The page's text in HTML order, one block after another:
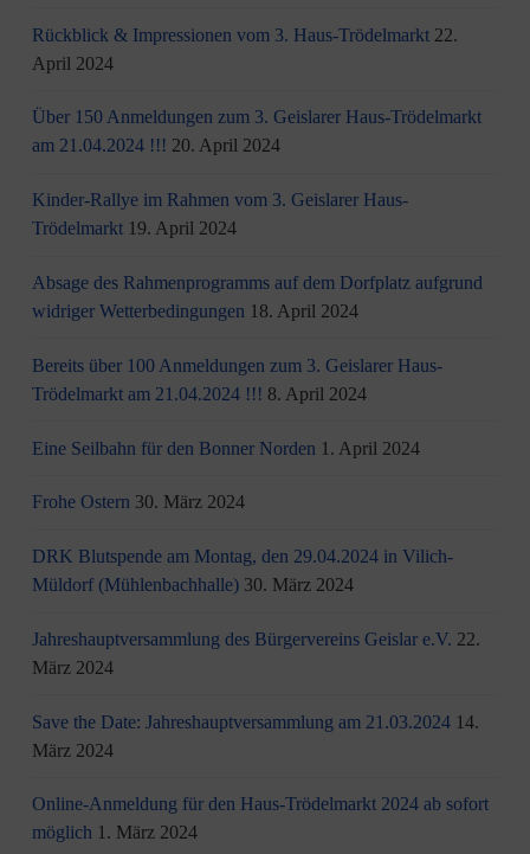
Rückblick & Impressionen vom 3. Haus-Trödelmarkt 22.
April 2024
Über 150 Anmeldungen zum 3. Geislarer Haus-Trödelmarkt
am 21.04.2024 !!! 20. April 2024
Kinder-Rallye im Rahmen vom 3. Geislarer Haus-
Trödelmarkt 19. April 2024
Absage des Rahmenprogramms auf dem Dorfplatz aufgrund
widriger Wetterbedingungen 18. April 2024
Bereits über 100 Anmeldungen zum 3. Geislarer Haus-
Trödelmarkt am 21.04.2024 !!! 8. April 2024
Eine Seilbahn für den Bonner Norden 1. April 2024
Frohe Ostern 30. März 2024
DRK Blutspende am Montag, den 29.04.2024 in Vilich-
Müldorf (Mühlenbachhalle) 30. März 2024
Jahreshauptversammlung des Bürgervereins Geislar e.V. 22.
März 2024
Save the Date: Jahreshauptversammlung am 21.03.2024 14.
März 2024
Online-Anmeldung für den Haus-Trödelmarkt 2024 ab sofort
möglich 1. März 2024